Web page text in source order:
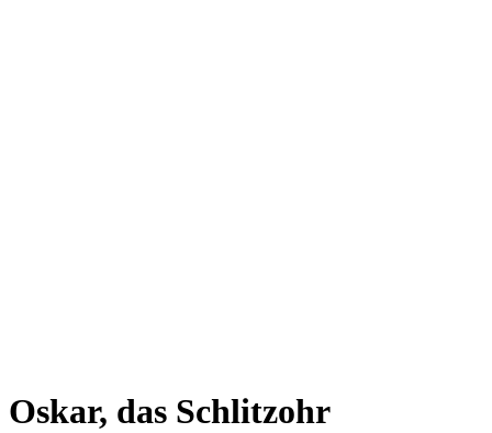
Oskar, das Schlitzohr